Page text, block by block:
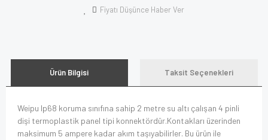
Fiyatı Düşünce Haber Ver
Ürün Bilgisi Taksit Seçenekleri
Weipu Ip68 koruma sınıfına sahip 2 metre su altı çalışan 4 pinli
dişi termoplastik panel tipi konnektördür.Kontakları üzerinden
maksimum 5 ampere kadar akım taşıyabilirler. Bu ürün ile